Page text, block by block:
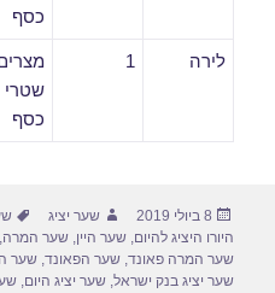
כסף
לירה 1
שטרי
כסף
פורסם
בתאריך
8 ביולי 2019 מחבר
שער יציג
היורו היציג להיום,שער היין,שער המרה
שער המרה פאונד,שער הפאונד,שער
שער יציג בנק ישראל,שער יציג היום,